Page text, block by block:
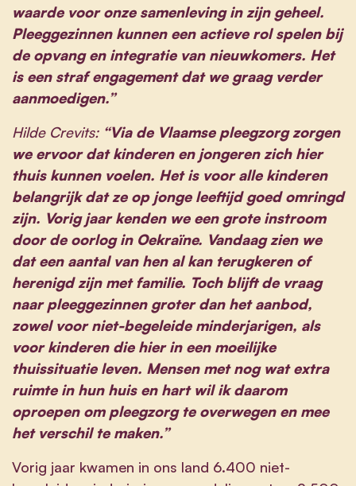
waarde voor onze samenleving in zijn geheel.
Pleeggezinnen kunnen een actieve rol spelen bij
de opvang en integratie van nieuwkomers. Het
is een straf engagement dat we graag verder
aanmoedigen.”
Hilde Crevits:“Via de Vlaamse pleegzorg zorgen
we ervoor dat kinderen en jongeren zich hier
thuis kunnen voelen. Het is voor alle kinderen
belangrijk dat ze op jonge leeftijd goed omringd
zijn. Vorig jaar kenden we een grote instroom
door de oorlog in Oekraïne. Vandaag zien we
dat een aantal van hen al kan terugkeren of
herenigd zijn met familie. Toch blijft de vraag
naar pleeggezinnen groter dan het aanbod,
zowel voor niet-begeleide minderjarigen, als
voor kinderen die hier in een moeilijke
thuissituatie leven. Mensen met nog wat extra
ruimte in hun huis en hart wil ik daarom
oproepen om pleegzorg te overwegen en mee
het verschil te maken.”
Vorig jaar kwamen in ons land 6.400 niet-